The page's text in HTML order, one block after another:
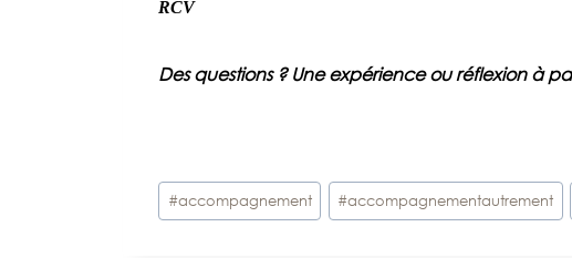
RCV
Des questions ? Une expérience ou réflexion à
Étiquettes
de
#accompagnement #accompagnementautrement